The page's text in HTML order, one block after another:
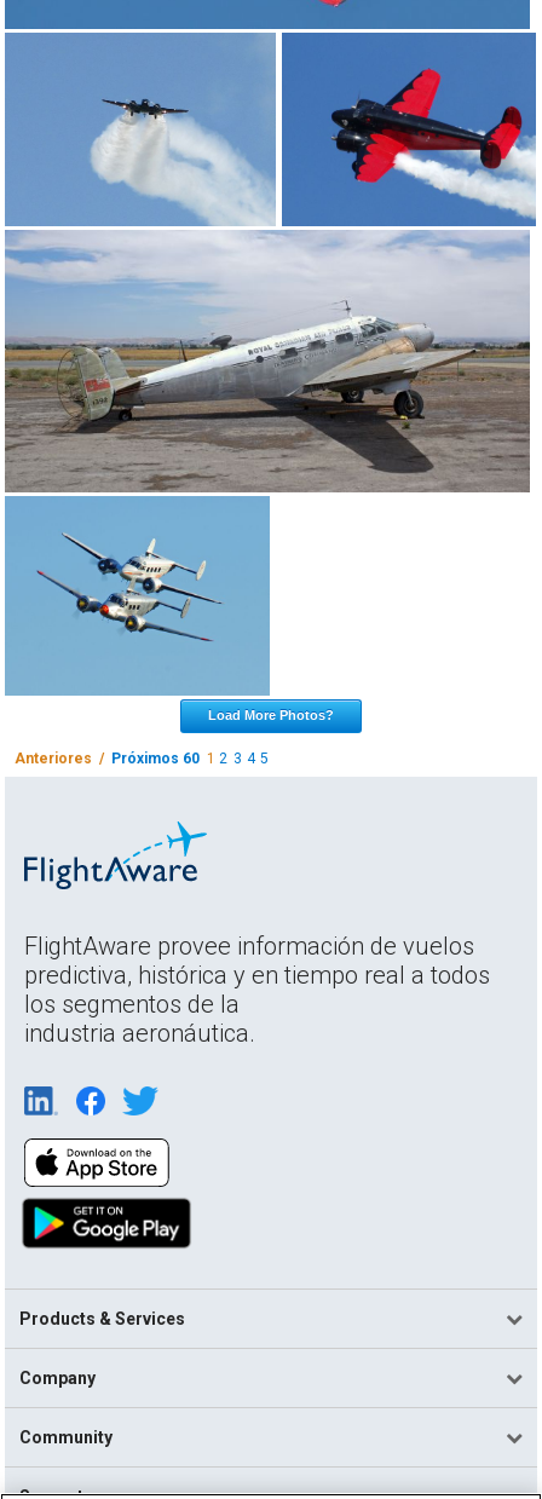
Load More Photos?
Anteriores / Próximos 60 12 3 4 5
FlightAware provee información de vuelos
predictiva, histórica y en tiempo real a todos
los segmentos de la
industria aeronáutica.
Products & Services
Company
Community